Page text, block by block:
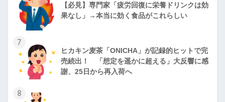
【必見】専門家「疲労回復に栄養ドリンクは効
果なし」→本当に効く食品がこれらしい
7
ヒカキン麦茶「ONICHA」が記録的ヒットで完
売続出！ 「想定を遥かに超える」大反響に感
謝、25日から再入荷へ
8